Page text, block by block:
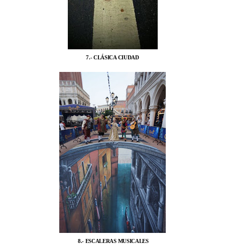
7.- CLÁSICA CIUDAD
8.- ESCALERAS MUSICALES